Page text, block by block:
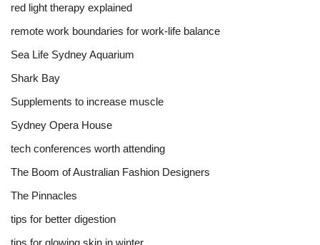
red light therapy explained
remote work boundaries for work-life balance
Sea Life Sydney Aquarium
Shark Bay
Supplements to increase muscle
Sydney Opera House
tech conferences worth attending
The Boom of Australian Fashion Designers
The Pinnacles
tips for better digestion
tips for glowing skin in winter